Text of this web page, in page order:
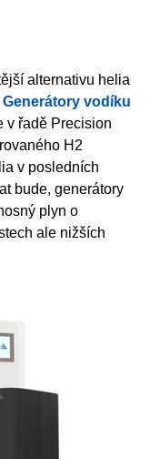
alternativu helia
Generátory vodíku
v řadě Precision
H2
v posledních
bude, generátory
plyn o
ale nižších